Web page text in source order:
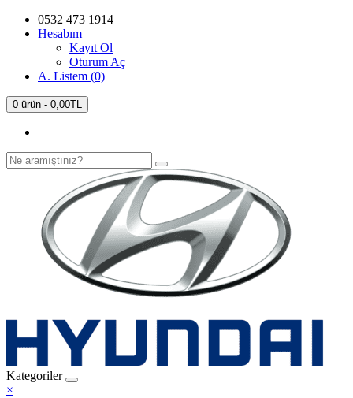
0532 473 1914
Hesabım
Kayıt Ol
Oturum Aç
A. Listem (0)
0 ürün - 0,00TL
Kategoriler
×